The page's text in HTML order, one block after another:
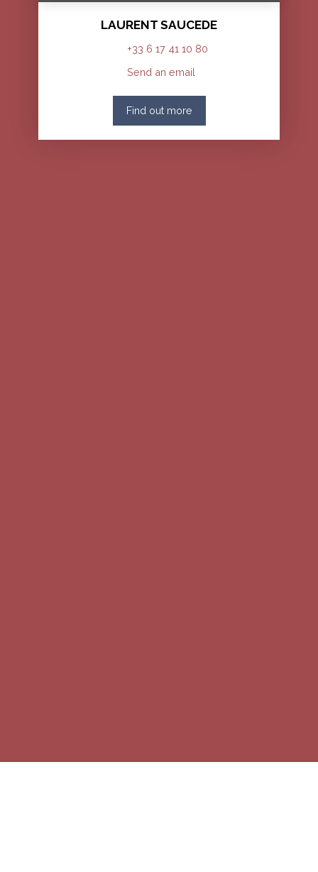
LAURENT SAUCEDE
+33 6 17 41 10 80
Send an email
Find out more